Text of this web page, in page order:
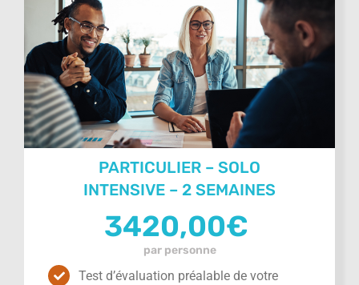
PARTICULIER – SOLO
INTENSIVE – 2 SEMAINES
3420,00€
par personne
Test d’évaluation préalable de votre